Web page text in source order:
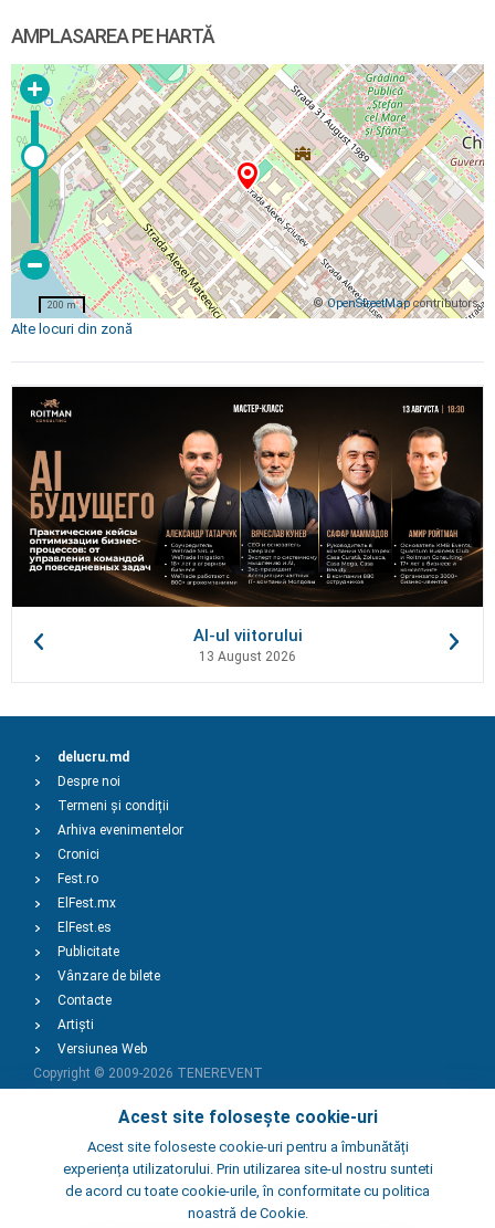
AMPLASAREA PE HARTĂ
©OpenStreetMapcontributors
200 m
Alte locuri din zonă
AI-ul viitorului
13 August 2026
Acest site folosește cookie-uri
Acest site foloseste cookie-uri pentru a îmbunătăți
experiența utilizatorului. Prin utilizarea site-ul nostru sunteti
de acord cu toate cookie-urile, în conformitate cu politica
noastră de Cookie.
delucru.md
Despre noi
Termeni și condiții
Arhiva evenimentelor
Cronici
Fest.ro
ElFest.mx
ElFest.es
Publicitate
Vânzare de bilete
Contacte
Artiști
Versiunea Web
Copyright © 2009-2026 TENEREVENT
Adaugă Eveniment
Adaugă Local